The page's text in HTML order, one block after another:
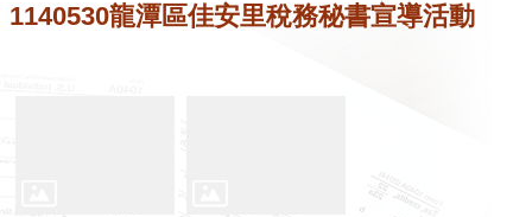
1140530龍潭區佳安里稅務秘書宣導活動